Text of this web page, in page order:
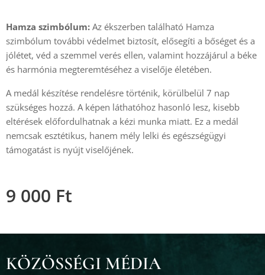
Hamza szimbólum: Az ékszerben található Hamza
szimbólum további védelmet biztosít, elősegíti a bőséget és a
jólétet, véd a szemmel verés ellen, valamint hozzájárul a béke
és harmónia megteremtéséhez a viselője életében.
A medál készítése rendelésre történik, körülbelül 7 nap
szükséges hozzá. A képen láthatóhoz hasonló lesz, kisebb
eltérések előfordulhatnak a kézi munka miatt. Ez a medál
nemcsak esztétikus, hanem mély lelki és egészségügyi
támogatást is nyújt viselőjének.
9 000 Ft
KÖZÖSSÉGI MÉDIA